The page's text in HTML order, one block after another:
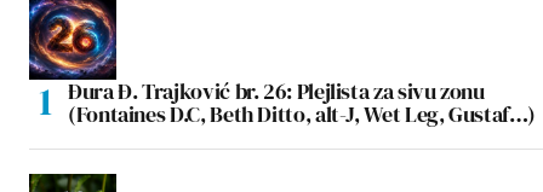
Đura Đ. Trajković br. 26: Plejlista za sivu zonu
(Fontaines D.C, Beth Ditto, alt-J, Wet Leg, Gustaf…)